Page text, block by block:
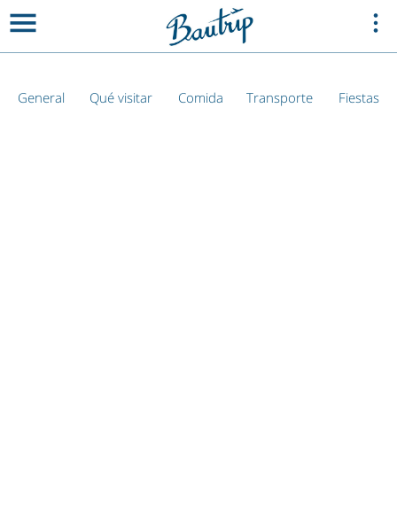
General Qué visitar Comida Transporte Fiestas